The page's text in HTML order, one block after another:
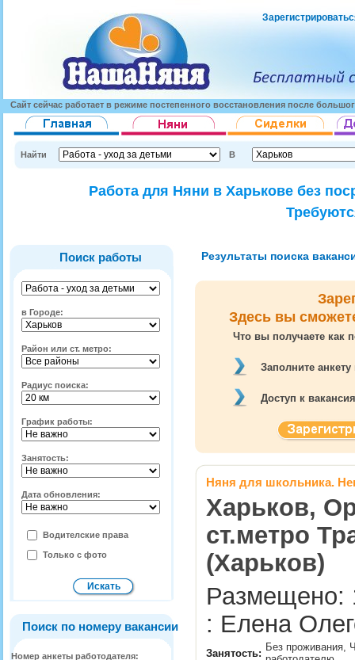
Сайт сейчас работает в режиме постепенного восстановления после
Найти В
Работа для Няни в Харькове без
Поиск работы
в Городе:
Район или ст. метро:
Радиус поиска:
График работы:
Занятость:
Дата обновления:
Водителские права
Только с фото
Поиск по номеру вакансии
Номер анкеты работодателя:
Результаты поиска
Здесь вы
Что вы получаете как
Заполните
Доступ к
Няня для школьника.
Харьков,
ст.метро
(Харьков)
Размещено:
: Елена
Занятость:
Без проживания,